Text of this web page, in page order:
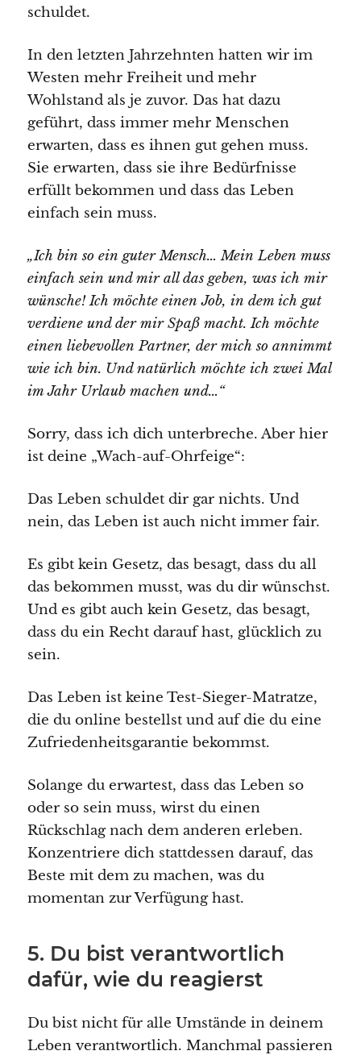
schuldet.
In den letzten Jahrzehnten hatten wir im
Westen mehr Freiheit und mehr
Wohlstand als je zuvor. Das hat dazu
geführt, dass immer mehr Menschen
erwarten, dass es ihnen gut gehen muss.
Sie erwarten, dass sie ihre Bedürfnisse
erfüllt bekommen und dass das Leben
einfach sein muss.
„Ich bin so ein guter Mensch… Mein Leben muss
einfach sein und mir all das geben, was ich mir
wünsche! Ich möchte einen Job, in dem ich gut
verdiene und der mir Spaß macht. Ich möchte
einen liebevollen Partner, der mich so annimmt
wie ich bin. Und natürlich möchte ich zwei Mal
im Jahr Urlaub machen und…“
Sorry, dass ich dich unterbreche. Aber hier
ist deine „Wach-auf-Ohrfeige“:
Das Leben schuldet dir gar nichts. Und
nein, das Leben ist auch nicht immer fair.
Es gibt kein Gesetz, das besagt, dass du all
das bekommen musst, was du dir wünschst.
Und es gibt auch kein Gesetz, das besagt,
dass du ein Recht darauf hast, glücklich zu
sein.
Das Leben ist keine Test-Sieger-Matratze,
die du online bestellst und auf die du eine
Zufriedenheitsgarantie bekommst.
Solange du erwartest, dass das Leben so
oder so sein muss, wirst du einen
Rückschlag nach dem anderen erleben.
Konzentriere dich stattdessen darauf, das
Beste mit dem zu machen, was du
momentan zur Verfügung hast.
5. Du bist verantwortlich
dafür, wie du reagierst
Du bist nicht für alle Umstände in deinem
Leben verantwortlich. Manchmal passieren